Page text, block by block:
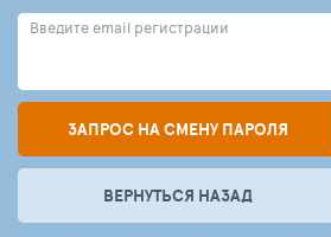
Введите email регистрации
ЗАПРОС НА СМЕНУ ПАРОЛЯ
ВЕРНУТЬСЯ НАЗАД